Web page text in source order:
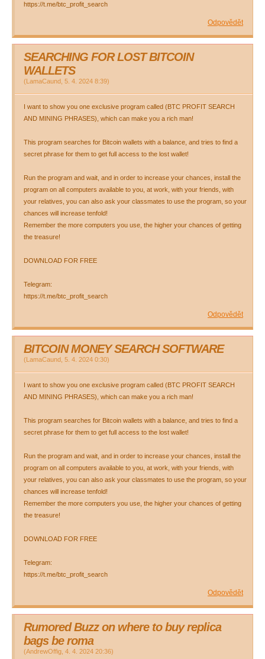
https://t.me/btc_profit_search
Odpovědět
SEARCHING FOR LOST BITCOIN
WALLETS
(LamaCaund 5. 4. 2024 8:39)
I want to show you one exclusive program called (BTC PROFIT SEARCH
AND MINING PHRASES), which can make you a rich man!
This program searches for Bitcoin wallets with a balance, and tries to find a
secret phrase for them to get full access to the lost wallet!
Run the program and wait, and in order to increase your chances, install the
program on all computers available to you, at work, with your friends, with
your relatives, you can also ask your classmates to use the program, so your
chances will increase tenfold!
Remember the more computers you use, the higher your chances of getting
the treasure!
DOWNLOAD FOR FREE
Telegram:
https://t.me/btc_profit_search
Odpovědět
BITCOIN MONEY SEARCH SOFTWARE
(LamaCaund 5. 4. 2024 0:30)
I want to show you one exclusive program called (BTC PROFIT SEARCH
AND MINING PHRASES), which can make you a rich man!
This program searches for Bitcoin wallets with a balance, and tries to find a
secret phrase for them to get full access to the lost wallet!
Run the program and wait, and in order to increase your chances, install the
program on all computers available to you, at work, with your friends, with
your relatives, you can also ask your classmates to use the program, so your
chances will increase tenfold!
Remember the more computers you use, the higher your chances of getting
the treasure!
DOWNLOAD FOR FREE
Telegram:
https://t.me/btc_profit_search
Odpovědět
Rumored Buzz on where to buy replica
bags be roma
(AndrewOffig 4. 4. 2024 20:36)